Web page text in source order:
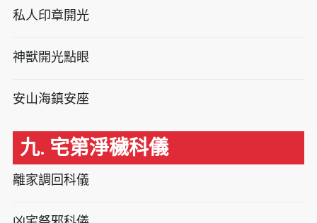
私人印章開光
神獸開光點眼
安山海鎮安座
九. 宅第淨穢科儀
離家調回科儀